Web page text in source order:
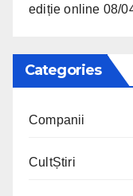
ediție online 08/
Categories
Companii
CultȘtiri